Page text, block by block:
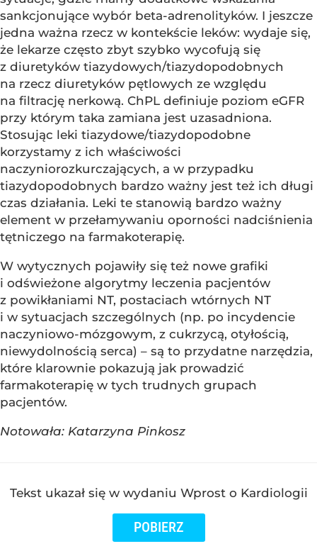
sankcjonujące wybór beta-adrenolityków. I jeszcze
jedna ważna rzecz w kontekście leków: wydaje się,
że lekarze często zbyt szybko wycofują się
z diuretyków tiazydowych/tiazydopodobnych
na rzecz diuretyków pętlowych ze względu
na filtrację nerkową. ChPL definiuje poziom eGFR
przy którym taka zamiana jest uzasadniona.
Stosując leki tiazydowe/tiazydopodobne
korzystamy z ich właściwości
naczyniorozkurczających, a w przypadku
tiazydopodobnych bardzo ważny jest też ich długi
czas działania. Leki te stanowią bardzo ważny
element w przełamywaniu oporności nadciśnienia
tętniczego na farmakoterapię.
W wytycznych pojawiły się też nowe grafiki
i odświeżone algorytmy leczenia pacjentów
z powikłaniami NT, postaciach wtórnych NT
i w sytuacjach szczególnych (np. po incydencie
naczyniowo-mózgowym, z cukrzycą, otyłością,
niewydolnością serca) – są to przydatne narzędzia,
które klarownie pokazują jak prowadzić
farmakoterapię w tych trudnych grupach
pacjentów.
Notowała: Katarzyna Pinkosz
Tekst ukazał się w wydaniu Wprost o Kardiologii
POBIERZ